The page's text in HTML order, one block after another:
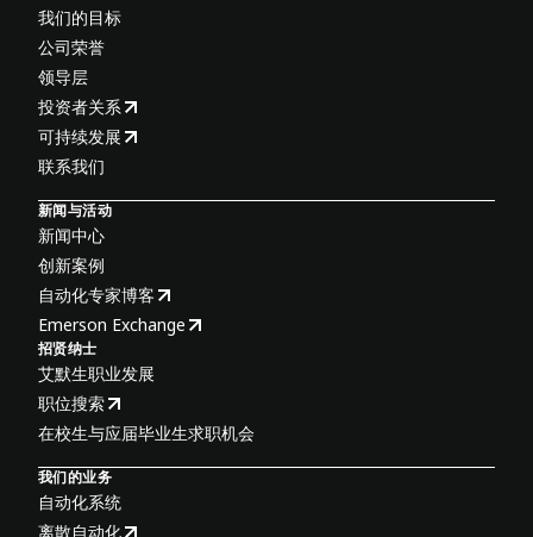
我们的目标
公司荣誉
领导层
投资者关系
可持续发展
联系我们
新闻与活动
新闻中心
创新案例
自动化专家博客
Emerson Exchange
招贤纳士
艾默生职业发展
职位搜索
在校生与应届毕业生求职机会
我们的业务
自动化系统
离散自动化